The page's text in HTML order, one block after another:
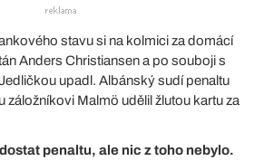
stavu si na kolmici za domácí
Anders Christiansen a po souboji s
upadl. Albánský sudí penaltu
záložníkovi Malmö udělil žlutou kartu za
penaltu, ale nic z toho nebylo.